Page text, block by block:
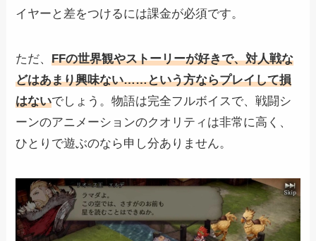
イヤーと差をつけるには課金が必須です。
ただ、FFの世界観やストーリーが好きで、対人戦な
どはあまり興味ない……という方ならプレイして損
はないでしょう。物語は完全フルボイスで、戦闘シ
ーンのアニメーションのクオリティは非常に高く、
ひとりで遊ぶのなら申し分ありません。